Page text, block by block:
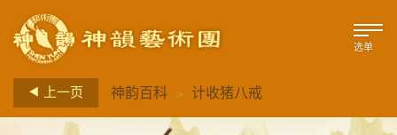
选单
上一页 神韵百科 > 计收猪八戒